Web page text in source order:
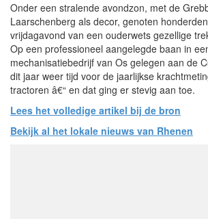
Onder een stralende avondzon, met de
Laarschenberg als decor, genoten
vrijdagavond van een ouderwets gezellige
Op een professioneel aangelegde baan in
mechanisatiebedrijf van Os gelegen aan de
dit jaar weer tijd voor de jaarlijkse
tractoren â€“ en dat ging er stevig aan toe.
Lees het volledige artikel bij de bron
Bekijk al het lokale nieuws van Rhenen